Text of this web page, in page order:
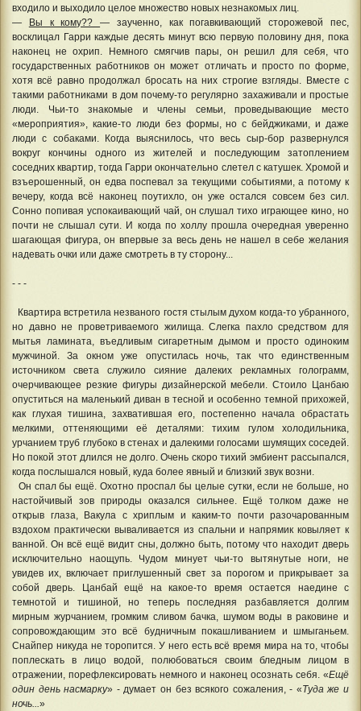
входило и выходило целое множество новых незнакомых лиц.
— Вы к кому??— заученно, как погавкивающий сторожевой пес,
восклицал Гарри каждые десять минут всю первую половину дня, пока
наконец не охрип. Немного смягчив пары, он решил для себя, что
государственных работников он может отличать и просто по форме,
хотя всё равно продолжал бросать на них строгие взгляды. Вместе с
такими работниками в дом почему-то регулярно захаживали и простые
люди. Чьи-то знакомые и члены семьи, проведывающие место
«мероприятия», какие-то люди без формы, но с бейджиками, и даже
люди с собаками. Когда выяснилось, что весь сыр-бор развернулся
вокруг кончины одного из жителей и последующим затоплением
соседних квартир, тогда Гарри окончательно слетел с катушек. Хромой и
взъерошенный, он едва поспевал за текущими событиями, а потому к
вечеру, когда всё наконец поутихло, он уже остался совсем без сил.
Сонно попивая успокаивающий чай, он слушал тихо играющее кино, но
почти не слышал сути. И когда по холлу прошла очередная уверенно
шагающая фигура, он впервые за весь день не нашел в себе желания
надевать очки или даже смотреть в ту сторону...
- - -
Квартира встретила незваного гостя стылым духом когда-то убранного,
но давно не проветриваемого жилища. Слегка пахло средством для
мытья ламината, въедливым сигаретным дымом и просто одиноким
мужчиной. За окном уже опустилась ночь, так что единственным
источником света служило сияние далеких рекламных голограмм,
очерчивающее резкие фигуры дизайнерской мебели. Стоило Цанбаю
опуститься на маленький диван в тесной и особенно темной прихожей,
как глухая тишина, захватившая его, постепенно начала обрастать
мелкими, оттеняющими её деталями: тихим гулом холодильника,
урчанием труб глубоко в стенах и далекими голосами шумящих соседей.
Но покой этот длился не долго. Очень скоро тихий эмбиент рассыпался,
когда послышался новый, куда более явный и близкий звук возни.
Он спал бы ещё. Охотно проспал бы целые сутки, если не больше, но
настойчивый зов природы оказался сильнее. Ещё толком даже не
открыв глаза, Вакула с хриплым и каким-то почти разочарованным
вздохом практически вываливается из спальни и напрямик ковыляет к
ванной. Он всё ещё видит сны, должно быть, потому что находит дверь
исключительно наощупь. Чудом минует чьи-то вытянутые ноги, не
увидев их, включает приглушенный свет за порогом и прикрывает за
собой дверь. Цанбай ещё на какое-то время остается наедине с
темнотой и тишиной, но теперь последняя разбавляется долгим
мирным журчанием, громким сливом бачка, шумом воды в раковине и
сопровождающим это всё будничным покашливанием и шмыганьем.
Снайпер никуда не торопится. У него есть всё время мира на то, чтобы
поплескать в лицо водой, полюбоваться своим бледным лицом в
отражении, порефлексировать немного и наконец осознать себя. «Ещё
один день насмарку» - думает он без всякого сожаления, - «Туда же и
ночь... »